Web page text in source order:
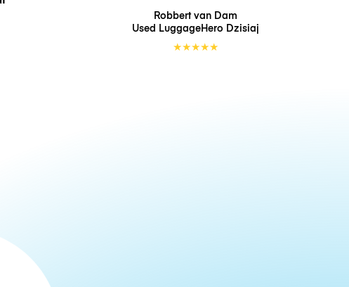
Robbert van Dam
Used LuggageHero Dzisiaj
★★★★★